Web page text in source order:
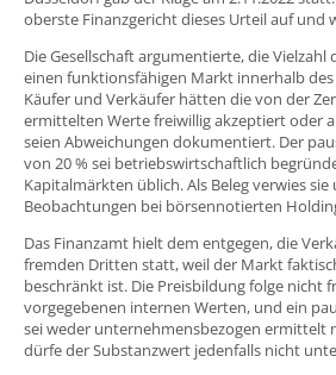
oberste Finanzgericht dieses Urteil auf und
Die Gesellschaft argumentierte, die Vielzahl
einen funktionsfähigen Markt innerhalb des
Käufer und Verkäufer hätten die von der
ermittelten Werte freiwillig akzeptiert oder
seien Abweichungen dokumentiert. Der
von 20 % sei betriebswirtschaftlich
Kapitalmärkten üblich. Als Beleg verwies
Beobachtungen bei börsennotierten
Das Finanzamt hielt dem entgegen, die
fremden Dritten statt, weil der Markt
beschränkt ist. Die Preisbildung folge nicht
vorgegebenen internen Werten, und ein
sei weder unternehmensbezogen ermittelt
dürfe der Substanzwert jedenfalls nicht